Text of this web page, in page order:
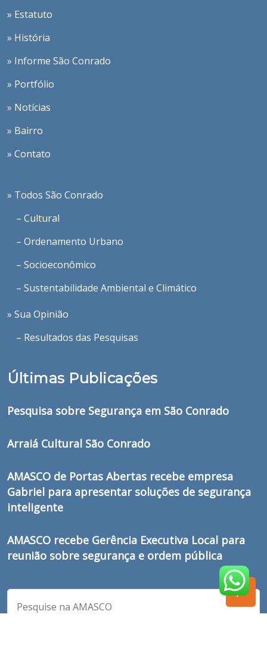
» Estatuto
» História
» Informe São Conrado
» Portfólio
» Notícias
» Bairro
» Contato
» Todos São Conrado
– Cultural
– Ordenamento Urbano
– Socioeconômico
– Sustentabilidade Ambiental e Climático
» Sua Opinião
– Resultados das Pesquisas
Últimas Publicações
Pesquisa sobre Segurança em São Conrado
Arraiá Cultural São Conrado
AMASCO de Portas Abertas recebe empresa
Gabriel para apresentar soluções de segurança
inteligente
AMASCO recebe Gerência Executiva Local para
reunião sobre segurança e ordem pública